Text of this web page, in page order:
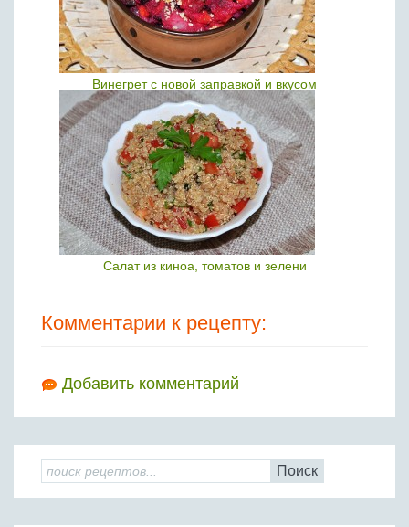
Винегрет с новой заправкой и вкусом
Салат из киноа, томатов и зелени
Комментарии к рецепту:
Добавить комментарий
Поиск